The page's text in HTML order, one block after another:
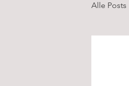
Alle Posts